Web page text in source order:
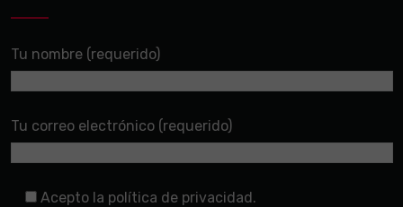
Tu nombre (requerido)
Tu correo electrónico (requerido)
Acepto la política de privacidad.